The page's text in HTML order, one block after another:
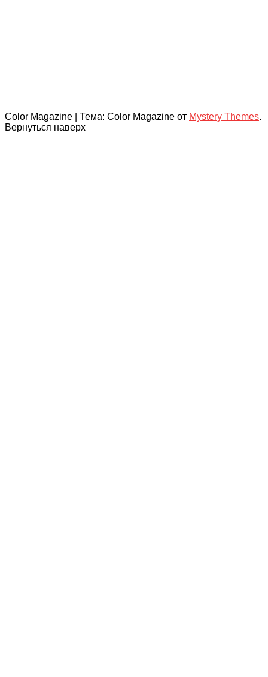
Color Magazine Тема: Color Magazine от Mystery Themes.
Вернуться наверх